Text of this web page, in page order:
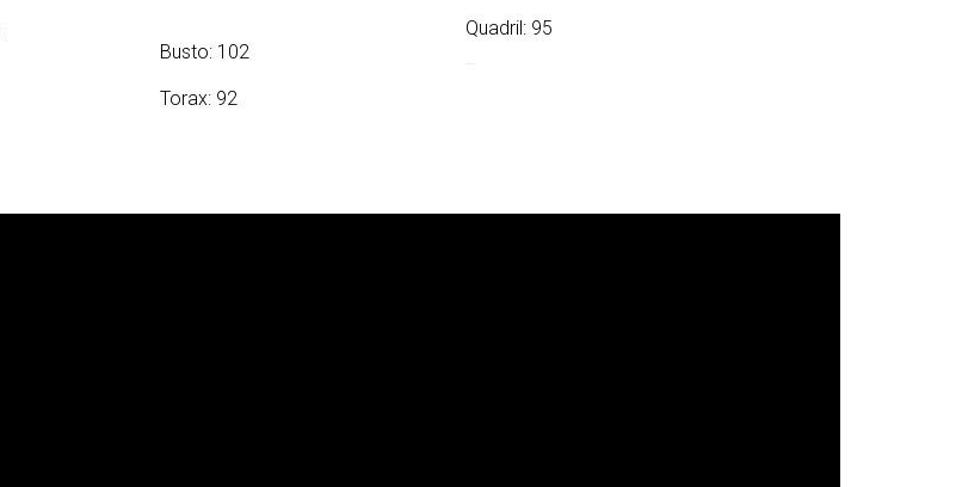
Busto: 102
Torax: 92
Quadril: 95